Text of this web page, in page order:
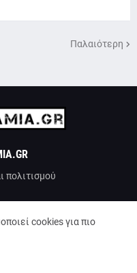
Παλαιότερη
πολιτισμού
cookies για πιο